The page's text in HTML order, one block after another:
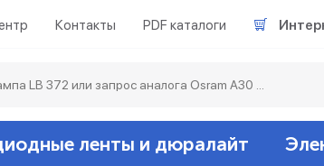
Контакты PDF каталоги
ленты и дюралайт